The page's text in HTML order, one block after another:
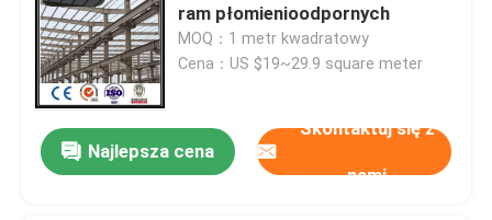
ram płomienioodpornych
MOQ：1 metr kwadratowy
Cena：US $19~29.9 square meter
Najlepsza cena
Skontaktuj się z
nami